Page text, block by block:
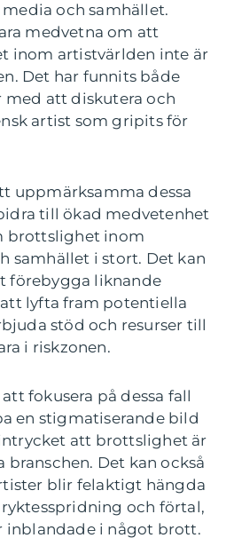
och samhället.
medvetna om att
inom artistvärlden inte är
Det har funnits både
med att diskutera och
artist som gripits för
uppmärksamma dessa
till ökad medvetenhet
brottslighet inom
samhället i stort. Det kan
förebygga liknande
lyfta fram potentiella
stöd och resurser till
i riskzonen.
fokusera på dessa fall
en stigmatiserande bild
att brottslighet är
Det kan också
blir felaktigt hängda
och förtal,
inblandade i något brott.